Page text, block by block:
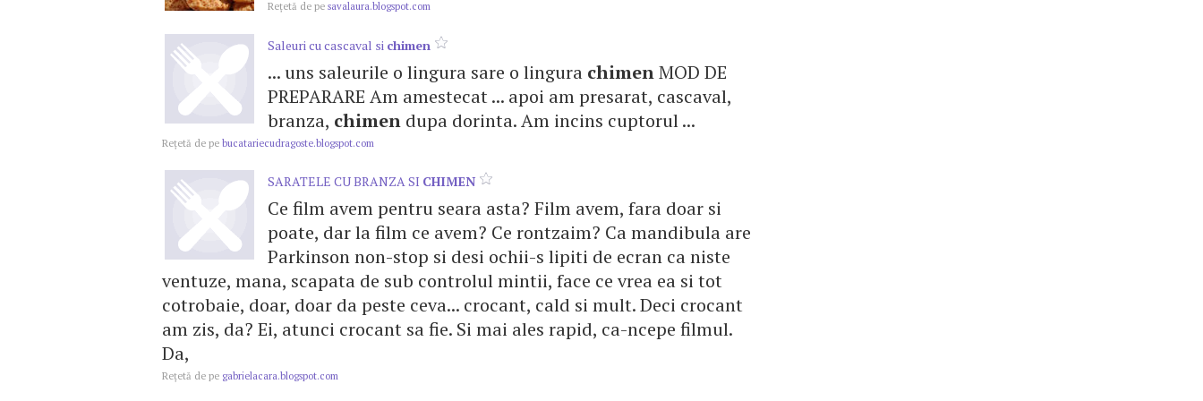
Reţetă de pe savalaura.blogspot.com
Saleuri cu cascaval si chimen
... uns saleurile o lingura sare o lingura chimenMOD DE
PREPARARE Am amestecat ... apoi am presarat, cascaval,
branza, chimen dupa dorinta. Am incins cuptorul ...
Reţetă de pe bucatariecudragoste.blogspot.com
SARATELE CU BRANZA SI CHIMEN
Ce film avem pentru seara asta? Film avem, fara doar si
poate, dar la film ce avem? Ce rontzaim? Ca mandibula are
Parkinson non-stop si desi ochii-s lipiti de ecran ca niste
ventuze, mana, scapata de sub controlul mintii, face ce vrea ea si tot
cotrobaie, doar, doar da peste ceva... crocant, cald si mult. Deci crocant
am zis, da? Ei, atunci crocant sa fie. Si mai ales rapid, ca-ncepe filmul.
Da,
Reţetă de pe gabrielacara.blogspot.com